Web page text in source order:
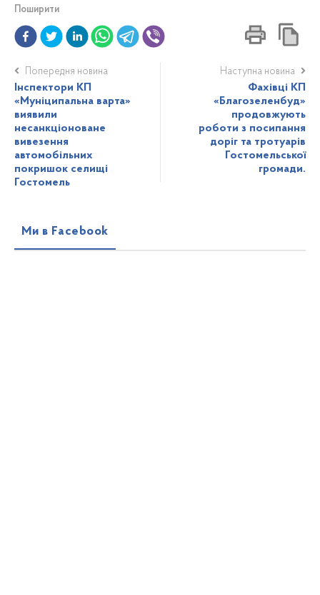
Поширити
Попередня новина
Інспектори КП
«Муніципальна варта»
виявили
несанкціоноване
вивезення
автомобільних
покришок селищі
Гостомель
Наступна новина
Фахівці КП
«Благозеленбуд»
продовжують
роботи з посипання
доріг та тротуарів
Гостомельської
громади.
Ми в Facebook